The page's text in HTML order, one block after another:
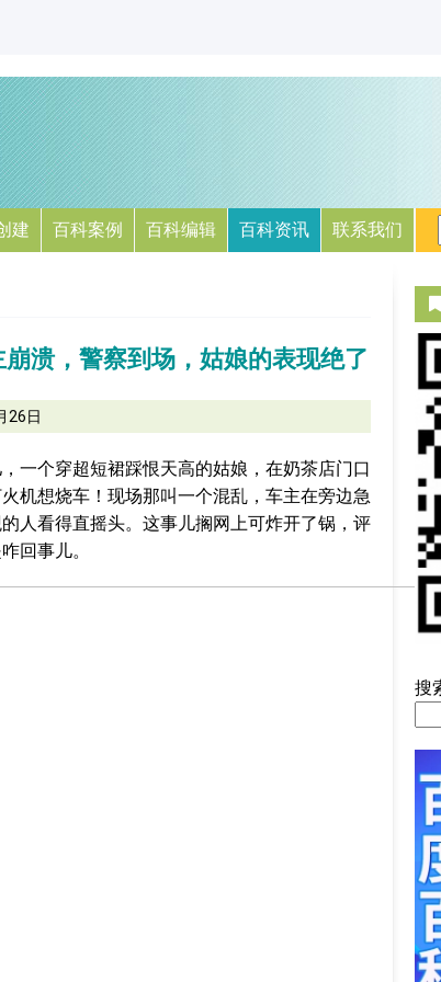
建 百科案例 百科编辑 百科资讯 联系我们
溃，警察到场，姑娘的表现绝了
26日
一个穿超短裙踩恨天高的姑娘，在奶茶店门口
机想烧车！现场那叫一个混乱，车主在旁边急
人看得直摇头。这事儿搁网上可炸开了锅，评
回事儿。
搜